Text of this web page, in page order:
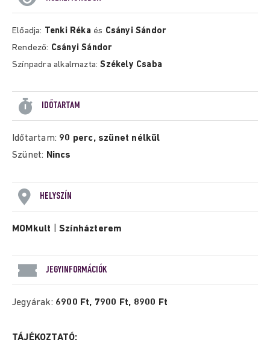
Előadja: Tenki Rékaés Csányi Sándor
Rendező: Csányi Sándor
Színpadra alkalmazta:Székely Csaba
IDŐTARTAM
Időtartam: 90 perc, szünet nélkül
Szünet: Nincs
HELYSZÍN
MOMkult |Színházterem
JEGYINFORMÁCIÓK
Jegyárak: 6900 Ft, 7900 Ft, 8900 Ft
TÁJÉKOZTATÓ: